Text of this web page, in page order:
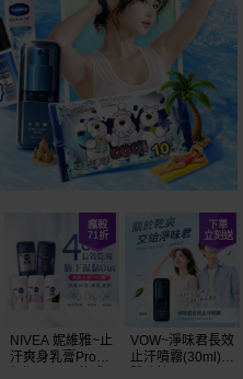
NIVEA 妮維雅~止
汗爽身乳膏Pro升
VOW~淨味君長效
止汗噴霧(30ml)